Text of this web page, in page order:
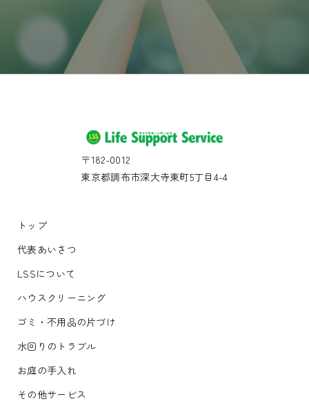
〒182-0012
東京都調布市深大寺東町5丁目4-4
トップ
代表あいさつ
LSSについて
ハウスクリーニング
ゴミ・不用品の片づけ
水回りのトラブル
お庭の手入れ
その他サービス